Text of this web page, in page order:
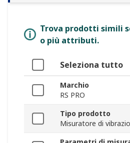
Trova prodotti simili
o più attributi.
Seleziona tutto
Marchio
RS PRO
Tipo prodotto
Misuratore di